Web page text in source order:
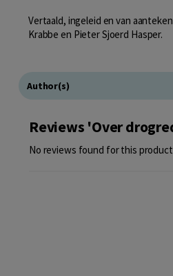
Vertaald, ingeleid en van
Krabbe en Pieter Sjoerd Hasper.
Author(s)
Reviews 'Over
No reviews found for this